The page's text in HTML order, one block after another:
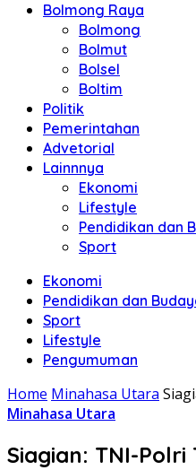
Bolmong Raya
Bolmong
Bolmut
Bolsel
Boltim
Politik
Pemerintahan
Advetorial
Lainnnya
Ekonomi
Lifestyle
Pendidikan dan
Sport
Ekonomi
Pendidikan dan
Sport
Lifestyle
Pengumuman
Home Minahasa Utara
Minahasa Utara
Siagian: TNI-